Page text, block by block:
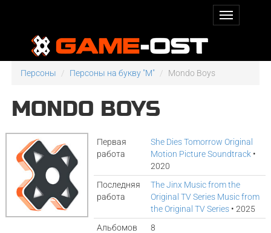
Персоны Персоны на букву "M" Mondo Boys
MONDO BOYS
Первая
работа
She Dies Tomorrow Original
Motion Picture Soundtrack •
2020
Последняя
работа
The Jinx Music from the
Original TV Series Music from
the Original TV Series • 2025
Альбомов
8